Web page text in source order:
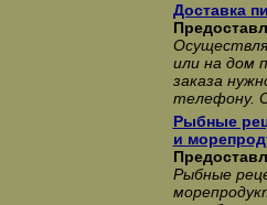
Доставка
или на дом
заказа
телефону.
Рыбные
и
Рыбные